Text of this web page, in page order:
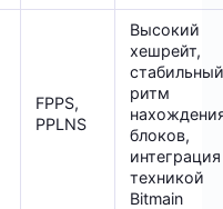
FPPS,
PPLNS
Высокий
хешрейт,
ритм
блоков,
техникой
Bitmain